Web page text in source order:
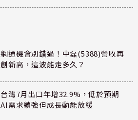
網通機會別錯過！中磊(5388)營收再
創新高，這波能走多久？
台灣7月出口年增32.9%，低於預期
AI需求續強但成長動能放緩